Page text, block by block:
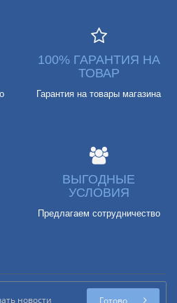
100% ГАРАНТИЯ НА
ТОВАР
Гарантия на товары магазина
ВЫГОДНЫЕ
УСЛОВИЯ
Предлагаем сотрудничество
Готово